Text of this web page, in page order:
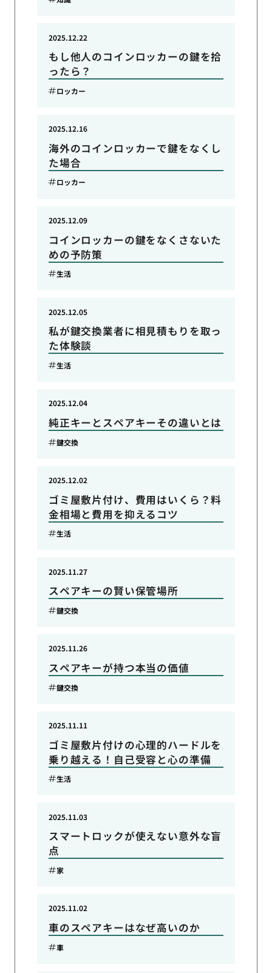
もし他人のコインロッカーの鍵を拾
ったら？
2025.12.22
ロッカー
海外のコインロッカーで鍵をなくし
た場合
2025.12.16
ロッカー
コインロッカーの鍵をなくさないた
めの予防策
2025.12.09
生活
私が鍵交換業者に相見積もりを取っ
た体験談
2025.12.05
生活
純正キーとスペアキーその違いとは
2025.12.04
鍵交換
ゴミ屋敷片付け、費用はいくら？料
金相場と費用を抑えるコツ
2025.12.02
生活
スペアキーの賢い保管場所
2025.11.27
鍵交換
スペアキーが持つ本当の価値
2025.11.26
鍵交換
ゴミ屋敷片付けの心理的ハードルを
乗り越える！自己受容と心の準備
2025.11.11
生活
スマートロックが使えない意外な盲
点
2025.11.03
家
車のスペアキーはなぜ高いのか
2025.11.02
車